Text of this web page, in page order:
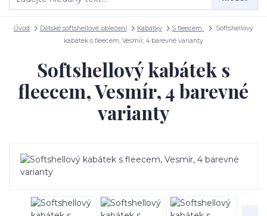
Úvod Dětské softshellové oblečení Kabátky S fleecem
Softshellový
kabátek s fleecem, Vesmír, 4 barevné varianty
Softshellový kabátek s
fleecem, Vesmír, 4 barevné
varianty